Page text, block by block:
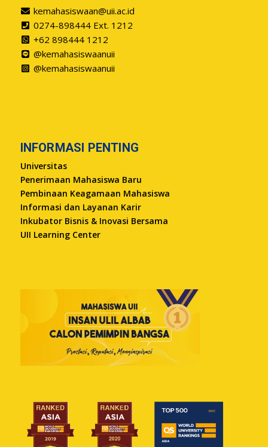
kemahasiswaan@uii.ac.id
0274-898444 Ext. 1212
+62 898444 1212
@kemahasiswaanuii
@kemahasiswaanuii
INFORMASI PENTING
Universitas
Penerimaan Mahasiswa Baru
Pembinaan Keagamaan Mahasiswa
Informasi dan Layanan Karir
Inkubator Bisnis & Inovasi Bersama
UII Learning Center